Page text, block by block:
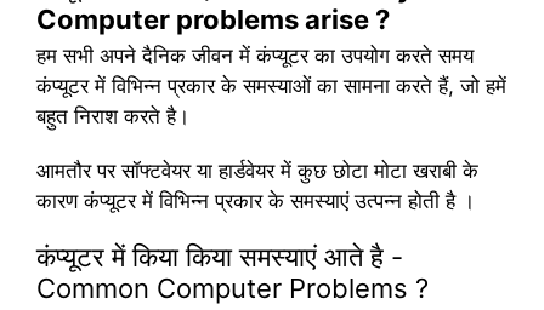
Computer problems arise ?
हम सभी अपने दैनिक जीवन में कंप्यूटर का उपयोग करते समय
कंप्यूटर में विभिन्न प्रकार के समस्याओं का सामना करते हैं, जो हमें
बहुत निराश करते है।
आमतौर पर सॉफ्टवेयर या हार्डवेयर में कुछ छोटा मोटा खराबी के
कारण कंप्यूटर में विभिन्न प्रकार के समस्याएं उत्पन्न होती है ।
कंप्यूटर में किया किया समस्याएं आते है -
Common Computer Problems ?